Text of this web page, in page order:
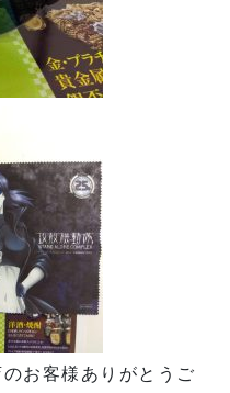
お客様ありがとうご